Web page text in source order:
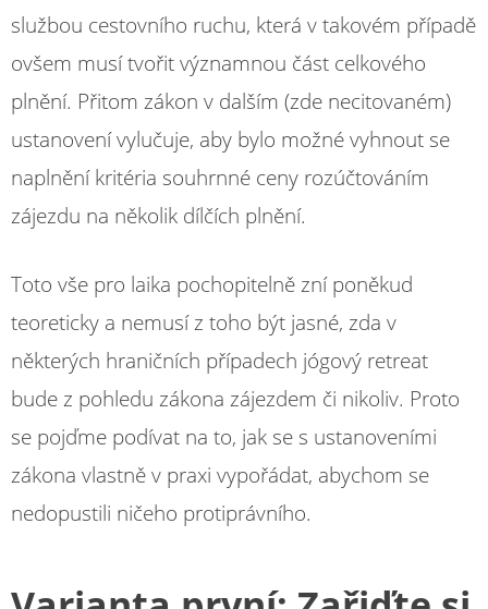
službou cestovního ruchu, která v takovém případě
ovšem musí tvořit významnou část celkového
plnění. Přitom zákon v dalším (zde necitovaném)
ustanovení vylučuje, aby bylo možné vyhnout se
naplnění kritéria souhrnné ceny rozúčtováním
zájezdu na několik dílčích plnění.
Toto vše pro laika pochopitelně zní poněkud
teoreticky a nemusí z toho být jasné, zda v
některých hraničních případech jógový retreat
bude z pohledu zákona zájezdem či nikoliv. Proto
se pojďme podívat na to, jak se s ustanoveními
zákona vlastně v praxi vypořádat, abychom se
nedopustili ničeho protiprávního.